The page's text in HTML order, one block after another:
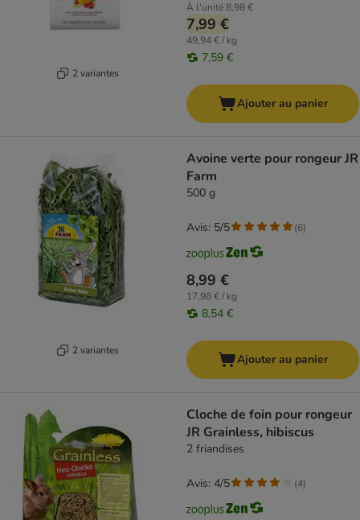
2 variantes
À l'unité8,98 €
7,99 €
49,94 € / kg
7,59 €
Ajouter au panier
2 variantes
Avoine verte pour rongeur JR
Farm
500 g
8,99 €
17,98 € / kg
8,54 €
Avis: 5/5 (6)
Ajouter au panier
Cloche de foin pour rongeur
JR Grainless, hibiscus
2 friandises
Avis: 4/5 (4)